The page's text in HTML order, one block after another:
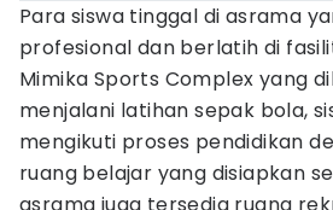
Para siswa tinggal di asrama
profesional dan berlatih di
Mimika Sports Complex yang
menjalani latihan sepak bola,
mengikuti proses pendidikan
ruang belajar yang disiapkan